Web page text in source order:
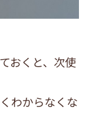
おくと、次使
わからなくな